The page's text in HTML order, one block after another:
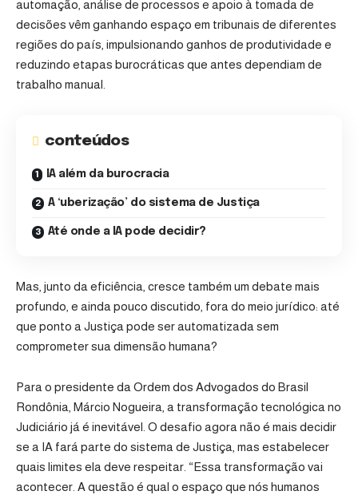
automação, análise de processos e apoio à tomada de
decisões vêm ganhando espaço em tribunais de diferentes
regiões do país, impulsionando ganhos de produtividade e
reduzindo etapas burocráticas que antes dependiam de
trabalho manual.
conteúdos
IA além da burocracia
A ‘uberização’ do sistema de Justiça
Até onde a IA pode decidir?
Mas, junto da eficiência, cresce também um debate mais
profundo, e ainda pouco discutido, fora do meio jurídico: até
que ponto a Justiça pode ser automatizada sem
comprometer sua dimensão humana?
Para o presidente da Ordem dos Advogados do Brasil
Rondônia, Márcio Nogueira, a transformação tecnológica no
Judiciário já é inevitável. O desafio agora não é mais decidir
se a IA fará parte do sistema de Justiça, mas estabelecer
quais limites ela deve respeitar. “Essa transformação vai
acontecer. A questão é qual o espaço que nós humanos